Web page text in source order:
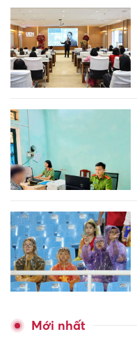
Mới nhất